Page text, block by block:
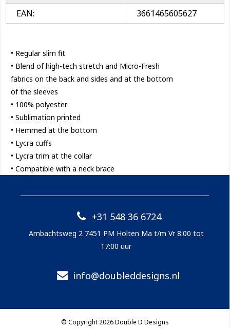
EAN:
3661465605627
• Regular slim fit
• Blend of high-tech stretch and Micro-Fresh
fabrics on the back and sides and at the bottom
of the sleeves
• 100% polyester
• Sublimation printed
• Hemmed at the bottom
• Lycra cuffs
• Lycra trim at the collar
• Compatible with a neck brace
+31 548 36 6724
Ambachtsweg 2 7451 PM Holten Ma t/m Vr 8:00 tot
17:00 uur
info@doubleddesigns.nl
© Copyright 2026 Double D Designs